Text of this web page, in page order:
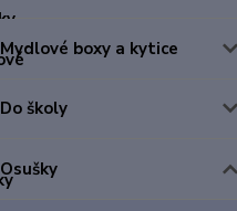
Mydlové boxy a kytice
Do školy
Osušky